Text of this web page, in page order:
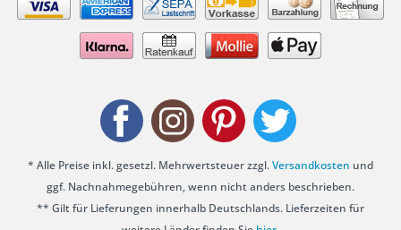
* Alle Preise inkl. gesetzl. Mehrwertsteuer zzgl.Versandkosten und
ggf. Nachnahmegebühren, wenn nicht anders beschrieben.
** Gilt für Lieferungen innerhalb Deutschlands. Lieferzeiten für